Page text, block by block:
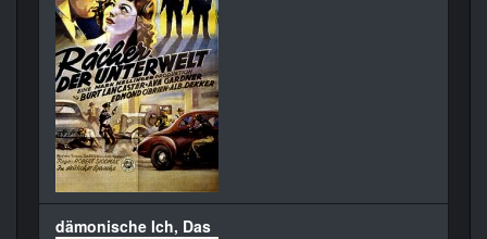
dämonische Ich, Das